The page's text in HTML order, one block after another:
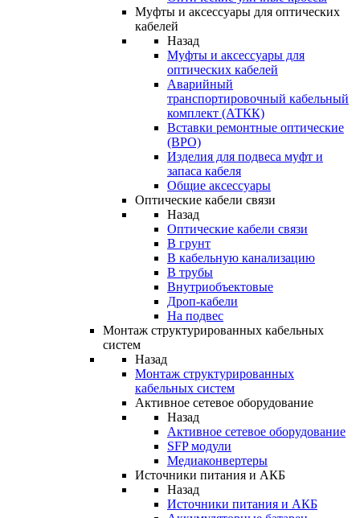
Муфты и аксессуары для оптических
кабелей
Назад
Муфты и аксессуары для
оптических кабелей
Аварийный
транспортировочный кабельный
комплект (АТКК)
Вставки ремонтные оптические
(ВРО)
Изделия для подвеса муфт и
запаса кабеля
Общие аксессуары
Оптические кабели связи
Назад
Оптические кабели связи
В грунт
В кабельную канализацию
В трубы
Внутриобъектовые
Дроп-кабели
На подвес
Монтаж структурированных кабельных
систем
Назад
Монтаж структурированных
кабельных систем
Активное сетевое оборудование
Назад
Активное сетевое оборудование
SFP модули
Медиаконвертеры
Источники питания и АКБ
Назад
Источники питания и АКБ